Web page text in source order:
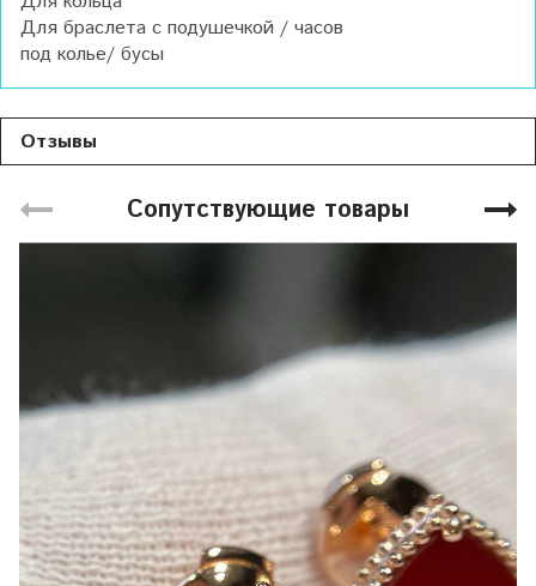
Для браслета с подушечкой / часов
под колье/ бусы
Отзывы
Сопутствующие товары